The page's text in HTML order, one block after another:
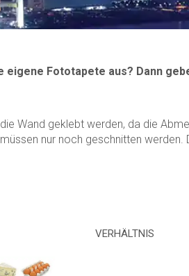
Fototapete aus? Dann
Wand geklebt werden, da die
nur noch geschnitten
VERHÄLTNIS